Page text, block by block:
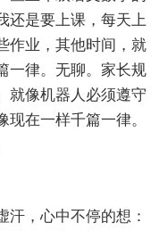
还是要上课，每天上
作业，其他时间，就
一律。无聊。家长规
就像机器人必须遵守
在一样千篇一律。
汗，心中不停的想：